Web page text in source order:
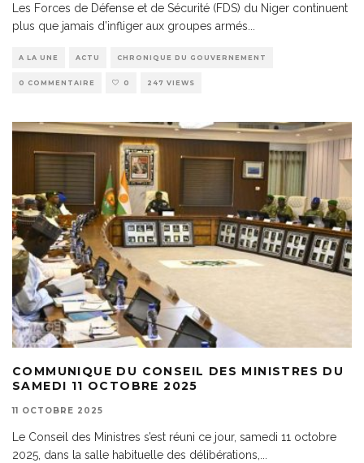
Les Forces de Défense et de Sécurité (FDS) du Niger continuent
plus que jamais d’infliger aux groupes armés
A LA UNE ACTU CHRONIQUE DU GOUVERNEMENT
0 COMMENTAIRE 0 247 VIEWS
COMMUNIQUE DU CONSEIL DES MINISTRES DU
SAMEDI 11 OCTOBRE 2025
11 OCTOBRE 2025
Le Conseil des Ministres s’est réuni ce jour, samedi 11 octobre
2025, dans la salle habituelle des délibérations,...